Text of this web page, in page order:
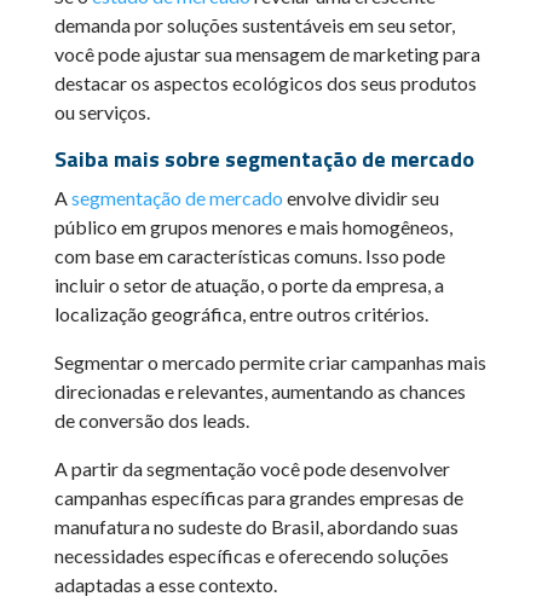
demanda por soluções sustentáveis em seu setor,
você pode ajustar sua mensagem de marketing para
destacar os aspectos ecológicos dos seus produtos
ou serviços.
Saiba mais sobre segmentação de mercado
Asegmentação de mercado envolve dividir seu
público em grupos menores e mais homogêneos,
com base em características comuns. Isso pode
incluir o setor de atuação, o porte da empresa, a
localização geográfica, entre outros critérios.
Segmentar o mercado permite criar campanhas mais
direcionadas e relevantes, aumentando as chances
de conversão dos leads.
A partir da segmentação você pode desenvolver
campanhas específicas para grandes empresas de
manufatura no sudeste do Brasil, abordando suas
necessidades específicas e oferecendo soluções
adaptadas a esse contexto.